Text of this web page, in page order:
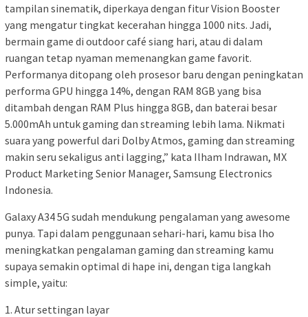
tampilan sinematik, diperkaya dengan fitur Vision Booster
yang mengatur tingkat kecerahan hingga 1000 nits. Jadi,
bermain game di outdoor café siang hari, atau di dalam
ruangan tetap nyaman memenangkan game favorit.
Performanya ditopang oleh prosesor baru dengan peningkatan
performa GPU hingga 14%, dengan RAM 8GB yang bisa
ditambah dengan RAM Plus hingga 8GB, dan baterai besar
5.000mAh untuk gaming dan streaming lebih lama. Nikmati
suara yang powerful dari Dolby Atmos, gaming dan streaming
makin seru sekaligus anti lagging,” kata Ilham Indrawan, MX
Product Marketing Senior Manager, Samsung Electronics
Indonesia.
Galaxy A34 5G sudah mendukung pengalaman yang awesome
punya. Tapi dalam penggunaan sehari-hari, kamu bisa lho
meningkatkan pengalaman gaming dan streaming kamu
supaya semakin optimal di hape ini, dengan tiga langkah
simple, yaitu:
1. Atur settingan layar